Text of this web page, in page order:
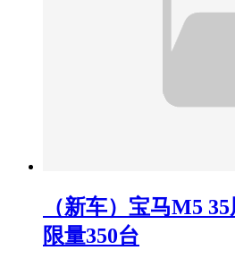
（新车）宝马M5
限量350台